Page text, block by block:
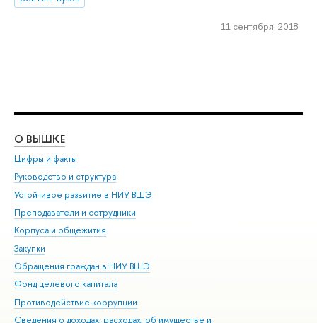
11 сентября 2018
О ВЫШКЕ
Цифры и факты
Руководство и структура
Устойчивое развитие в НИУ ВШЭ
Преподаватели и сотрудники
Корпуса и общежития
Закупки
Обращения граждан в НИУ ВШЭ
Фонд целевого капитала
Противодействие коррупции
Сведения о доходах, расходах, об имуществе и